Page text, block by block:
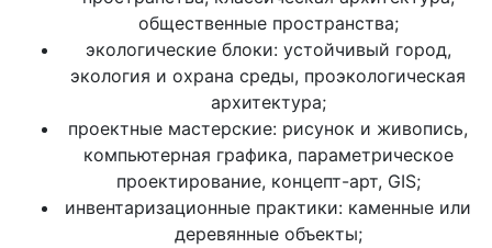
общественные пространства;
экологические блоки: устойчивый город,
экология и охрана среды, проэкологическая
архитектура;
проектные мастерские: рисунок и живопись,
компьютерная графика, параметрическое
проектирование, концепт-арт, GIS;
инвентаризационные практики: каменные или
деревянные объекты;